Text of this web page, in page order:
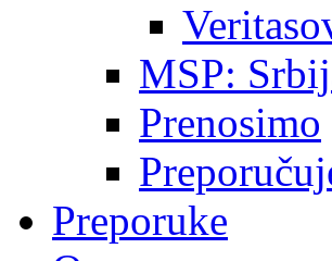
MSP:
Prenosimo
Preporuke